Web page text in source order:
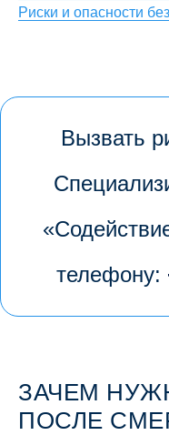
Риски и опасности
Вызвать
телефону:
ЗАЧЕМ
ПОСЛЕ